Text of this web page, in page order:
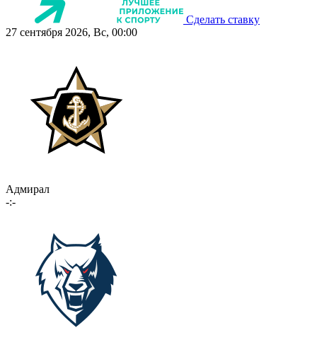
Сделать ставку
27 сентября 2026, Вс, 00:00
Адмирал
-:-